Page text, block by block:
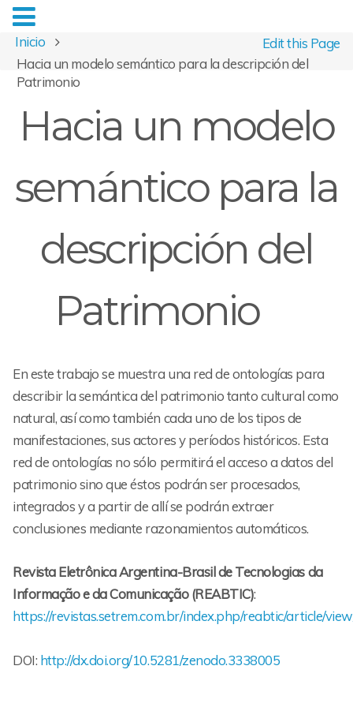
Edit this Page
Inicio
Hacia un modelo semántico para la descripción del
Patrimonio
Hacia un modelo
semántico para la
descripción del
Patrimonio
En este trabajo se muestra una red de ontologías para
describir la semántica del patrimonio tanto cultural como
natural, así como también cada uno de los tipos de
manifestaciones, sus actores y períodos históricos. Esta
red de ontologías no sólo permitirá el acceso a datos del
patrimonio sino que éstos podrán ser procesados,
integrados y a partir de allí se podrán extraer
conclusiones mediante razonamientos automáticos.
Revista Eletrônica Argentina-Brasil de Tecnologias da
Informação e da Comunicação (REABTIC):
https://revistas.setrem.com.br/index.php/reabtic/article/
DOI: http://dx.doi.org/10.5281/zenodo.3338005